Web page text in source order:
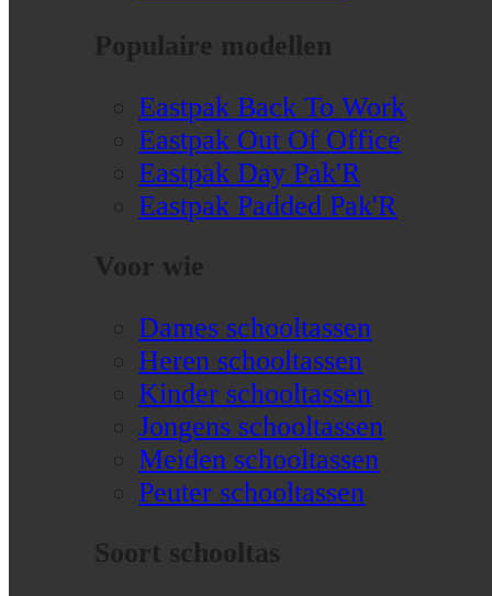
Populaire modellen
Eastpak Back To Work
Eastpak Out Of Office
Eastpak Day Pak'R
Eastpak Padded Pak'R
Voor wie
Dames schooltassen
Heren schooltassen
Kinder schooltassen
Jongens schooltassen
Meiden schooltassen
Peuter schooltassen
Soort schooltas